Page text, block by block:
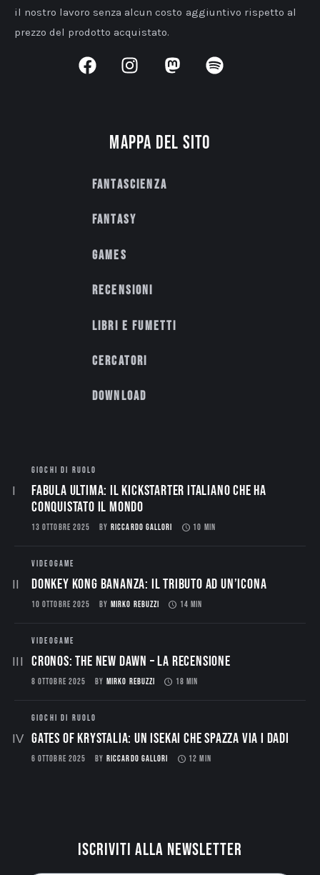
il nostro lavoro senza alcun costo aggiuntivo rispetto al
prezzo del prodotto acquistato.
Mappa del sito
Fantascienza
Fantasy
Games
Recensioni
Libri e fumetti
Cercatori
Download
GIOCHI DI RUOLO
Fabula Ultima: il Kickstarter italiano che ha
conquistato il mondo
13 OTTOBRE 2025 BY RICCARDO GALLORI 10 MIN
VIDEOGAME
Donkey Kong Bananza: Il Tributo ad un’Icona
10 OTTOBRE 2025 BY MIRKO REBUZZI 14 MIN
VIDEOGAME
CRONOS: THE NEW DAWN – La Recensione
8 OTTOBRE 2025 BY MIRKO REBUZZI 18 MIN
GIOCHI DI RUOLO
Gates of Krystalia: Un Isekai che spazza via i dadi
6 OTTOBRE 2025 BY RICCARDO GALLORI 12 MIN
Iscriviti alla newsletter